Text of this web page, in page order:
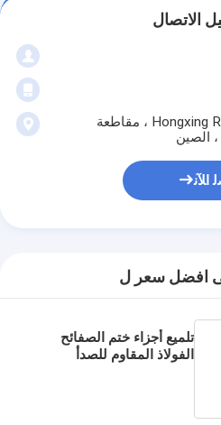
الاتصال
ساحة RuiAn ، رقم 2228 Hongxing Road ، مقاطعة
ﺍﻶﻧ
افضل سعر ل
تلميع أجزاء ختم الصفائح
الفولاذ المقاوم للصدأ